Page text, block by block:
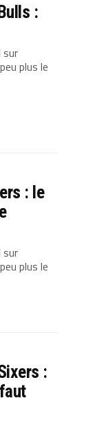
:
sur
plus le
: le
sur
plus le
: